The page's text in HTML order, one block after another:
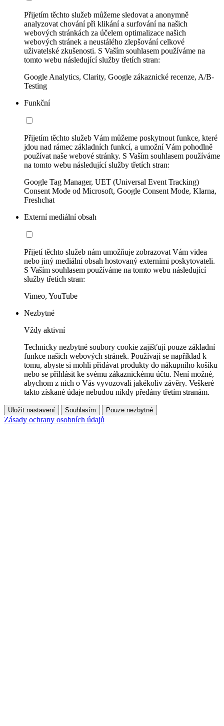
Přijetím těchto služeb můžeme sledovat a anonymně
analyzovat chování při klikání a surfování na našich
webových stránkách za účelem optimalizace našich
webových stránek a neustálého zlepšování celkové
uživatelské zkušenosti. S Vaším souhlasem používáme na
tomto webu následující služby třetích stran:
Google Analytics, Clarity, Google zákaznické recenze, A/B-
Testing
Funkční
Přijetím těchto služeb Vám můžeme poskytnout funkce, které
jdou nad rámec základních funkcí, a umožní Vám pohodlně
používat naše webové stránky. S Vaším souhlasem používáme
na tomto webu následující služby třetích stran:
Google Tag Manager, UET (Universal Event Tracking)
Consent Mode od Microsoft, Google Consent Mode, Klarna,
Freshchat
Externí mediální obsah
Přijetí těchto služeb nám umožňuje zobrazovat Vám videa
nebo jiný mediální obsah hostovaný externími poskytovateli.
S Vaším souhlasem používáme na tomto webu následující
služby třetích stran:
Vimeo, YouTube
Nezbytné
Vždy aktivní
Technicky nezbytné soubory cookie zajišťují pouze základní
funkce našich webových stránek. Používají se například k
tomu, abyste si mohli přidávat produkty do nákupního košíku
nebo se přihlásit ke svému zákaznickému účtu. Není možné,
abychom z nich o Vás vyvozovali jakékoliv závěry. Veškeré
takto získané údaje nebudou nikdy předány třetím stranám.
Uložit nastavení Souhlasím Pouze nezbytné
Zásady ochrany osobních údajů